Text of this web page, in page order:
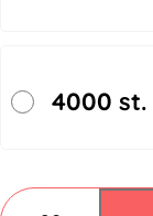
4000 st.
Vouwdozen